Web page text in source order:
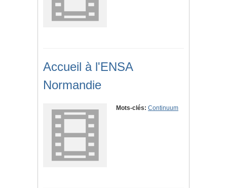
Accueil à l'ENSA
Normandie
Mots-clés: Continuum